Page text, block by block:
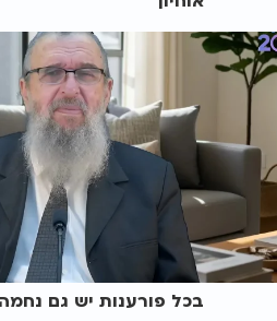
בכל פורענות יש גם